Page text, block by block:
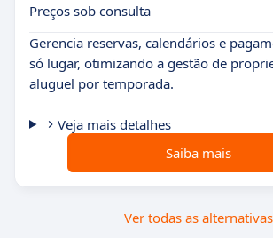
Preços sob consulta
Gerencia reservas, calendários e
só lugar, otimizando a gestão de
aluguel por temporada.
Veja mais detalhes
Saiba mais
Ver todas as alternativas